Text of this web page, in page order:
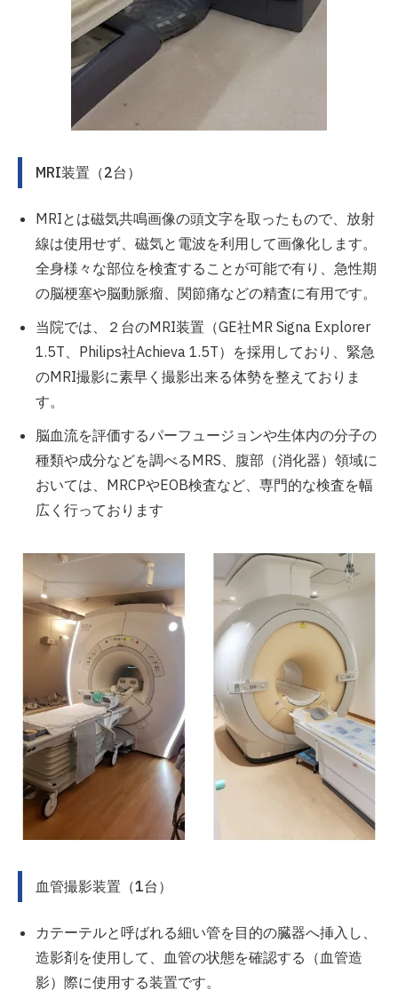
MRI装置（2台）
MRIとは磁気共鳴画像の頭文字を取ったもので、放射
線は使用せず、磁気と電波を利用して画像化します。
全身様々な部位を検査することが可能で有り、急性期
の脳梗塞や脳動脈瘤、関節痛などの精査に有用です。
当院では、２台のMRI装置（GE社MR Signa Explorer
1.5T、Philips社Achieva 1.5T）を採用しており、緊急
のMRI撮影に素早く撮影出来る体勢を整えておりま
す。
脳血流を評価するパーフュージョンや生体内の分子の
種類や成分などを調べるMRS、腹部（消化器）領域に
おいては、MRCPやEOB検査など、専門的な検査を幅
広く行っております
血管撮影装置（1台）
カテーテルと呼ばれる細い管を目的の臓器へ挿入し、
造影剤を使用して、血管の状態を確認する（血管造
影）際に使用する装置です。